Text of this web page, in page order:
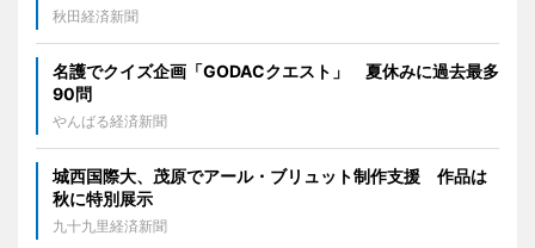
秋田経済新聞
名護でクイズ企画「GODACクエスト」 夏休みに過去最多
90問
やんばる経済新聞
城西国際大、茂原でアール・ブリュット制作支援 作品は
秋に特別展示
九十九里経済新聞